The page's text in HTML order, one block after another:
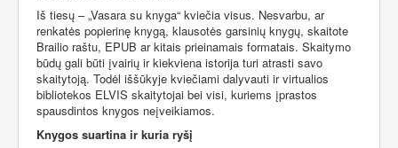
Iš tiesų – „Vasara su knyga“ kviečia visus. Nesvarbu, ar
renkatės popierinę knygą, klausotės garsinių knygų, skaitote
Brailio raštu, EPUB ar kitais prieinamais formatais. Skaitymo
būdų gali būti įvairių ir kiekviena istorija turi atrasti savo
skaitytoją. Todėl iššūkyje kviečiami dalyvauti ir virtualios
bibliotekos ELVIS skaitytojai bei visi, kuriems įprastos
spausdintos knygos neįveikiamos.
Knygos suartina ir kuria ryšį